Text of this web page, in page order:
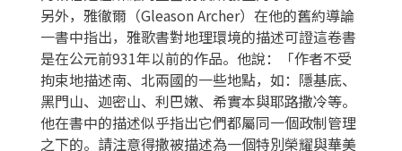
另外，雅徹爾（Gleason Archer）在他的舊約導論
一書中指出，雅歌書對地理環境的描述可證這卷書
是在公元前931年以前的作品。他說：「作者不受
拘束地描述南、北兩國的一些地點，如：隱基底、
黑門山、迦密山、利巴嫩、希實本與耶路撒冷等。
他在書中的描述似乎指出它們都屬同一個政制管理
之下的。請注意得撒被描述為一個特別榮耀與華美